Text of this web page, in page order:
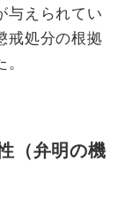
与えられてい
戒処分の根拠
（弁明の機